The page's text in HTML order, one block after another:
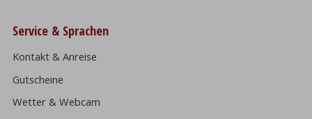
Service & Sprachen
Kontakt & Anreise
Gutscheine
Wetter & Webcam